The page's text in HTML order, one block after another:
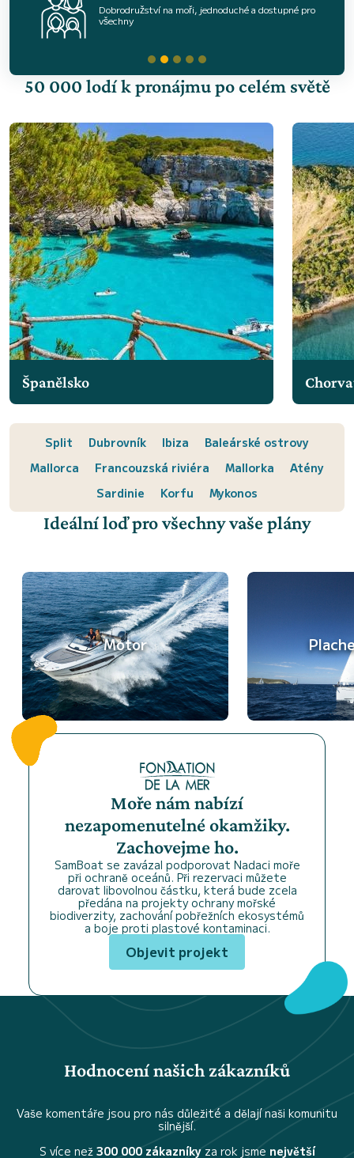
Dobrodružství na moři, jednoduché a dostupné pro
všechny
50 000 lodí k pronájmu po celém světě
Španělsko
Split Dubrovník Ibiza
Baleárské ostrovy
Mallorca
Francouzská riviéra Mallorka
Atény
Sardinie
Korfu Mykonos
Ideální loď pro všechny vaše plány
Motor
Moře nám nabízí
nezapomenutelné okamžiky.
Zachovejme ho.
SamBoat se zavázal podporovat Nadaci moře
při ochraně oceánů. Při rezervaci můžete
darovat libovolnou částku, která bude zcela
předána na projekty ochrany mořské
biodiverzity, zachování pobřežních ekosystémů
a boje proti plastové kontaminaci.
Objevit projekt
Hodnocení našich zákazníků
Vaše komentáře jsou pro nás důležité a dělají naši komunitu
silnější.
S více než 300 000 zákazníkyza rok jsme největší